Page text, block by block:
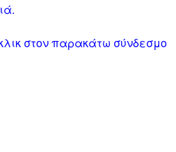
στον παρακάτω σύνδεσμο